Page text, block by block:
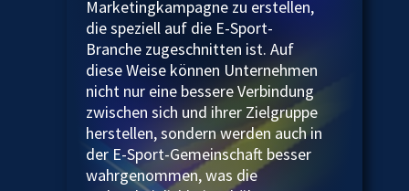
Marketingkampagne zu erstellen,
die speziell auf die E-Sport-
Branche zugeschnitten ist. Auf
diese Weise können Unternehmen
nicht nur eine bessere Verbindung
zwischen sich und ihrer Zielgruppe
herstellen, sondern werden auch in
der E-Sport-Gemeinschaft besser
wahrgenommen, was die